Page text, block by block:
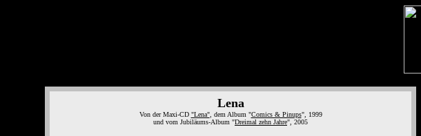
Lena
Von der Maxi-CD "Lena", dem Album "Comics & Pinups", 1999
und vom Jubiläums-Album "Dreimal zehn Jahre", 2005